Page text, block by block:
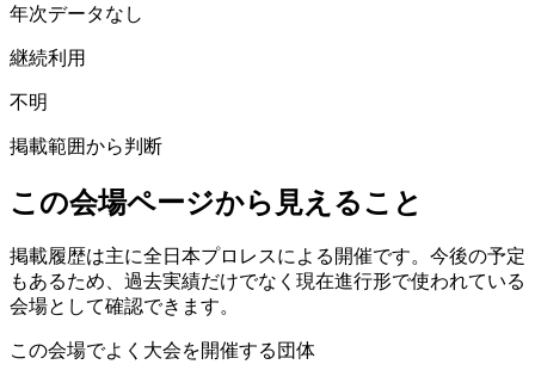
年次データなし
継続利用
不明
掲載範囲から判断
この会場ページから見えること
掲載履歴は主に全日本プロレスによる開催です。今後の予定
もあるため、過去実績だけでなく現在進行形で使われている
会場として確認できます。
この会場でよく大会を開催する団体